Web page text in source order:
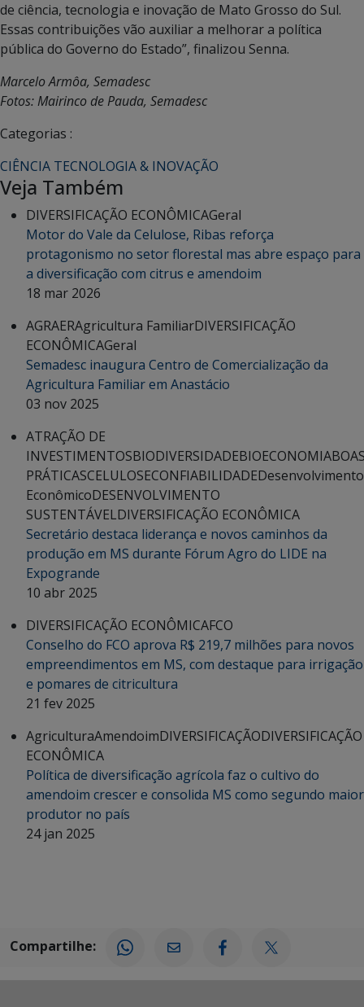
de ciência, tecnologia e inovação de Mato Grosso do Sul.
Essas contribuições vão auxiliar a melhorar a política
pública do Governo do Estado”, finalizou Senna.
Marcelo Armôa, Semadesc
Fotos: Mairinco de Pauda, Semadesc
Categorias :
CIÊNCIA TECNOLOGIA & INOVAÇÃO
Veja Também
DIVERSIFICAÇÃO ECONÔMICAGeral
Motor do Vale da Celulose, Ribas reforça
protagonismo no setor florestal mas abre espaço para
a diversificação com citrus e amendoim
18 mar 2026
AGRAERAgricultura FamiliarDIVERSIFICAÇÃO
ECONÔMICAGeral
Semadesc inaugura Centro de Comercialização da
Agricultura Familiar em Anastácio
03 nov 2025
ATRAÇÃO DE
INVESTIMENTOSBIODIVERSIDADEBIOECONOMIA
PRÁTICASCELULOSECONFIABILIDADEDesenvolvimento
EconômicoDESENVOLVIMENTO
SUSTENTÁVELDIVERSIFICAÇÃO ECONÔMICA
Secretário destaca liderança e novos caminhos da
produção em MS durante Fórum Agro do LIDE na
Expogrande
10 abr 2025
DIVERSIFICAÇÃO ECONÔMICAFCO
Conselho do FCO aprova R$ 219,7 milhões para novos
empreendimentos em MS, com destaque para irrigação
e pomares de citricultura
21 fev 2025
AgriculturaAmendoimDIVERSIFICAÇÃODIVERSIFICAÇÃO
ECONÔMICA
Política de diversificação agrícola faz o cultivo do
amendoim crescer e consolida MS como segundo maior
produtor no país
24 jan 2025
Compartilhe: